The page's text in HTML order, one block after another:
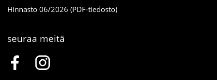
Hinnasto 06/2026 (PDF-tiedosto)
seuraa meitä